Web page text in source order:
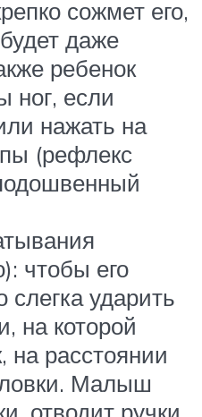
сожмет его,
даже
ребенок
ног, если
нажать на
(рефлекс
чтобы его
слегка ударить
на которой
на расстоянии
Малыш
отводит ручки